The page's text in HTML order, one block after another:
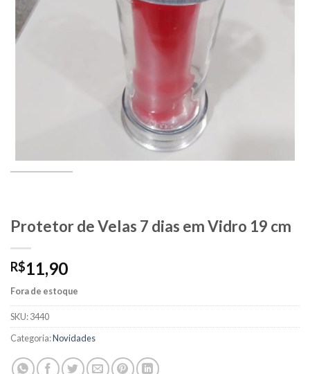
Protetor de Velas 7 dias em Vidro 19 cm
R$11,90
Fora de estoque
SKU:3440
Categoria:Novidades